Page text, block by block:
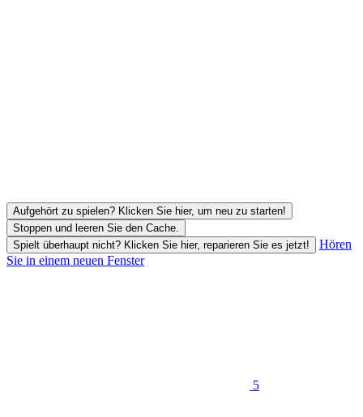
Aufgehört zu spielen? Klicken Sie hier, um neu zu starten!
Stoppen und leeren Sie den Cache.
Spielt überhaupt nicht? Klicken Sie hier, reparieren Sie es jetzt!
Hören
Sie in einem neuen Fenster
5